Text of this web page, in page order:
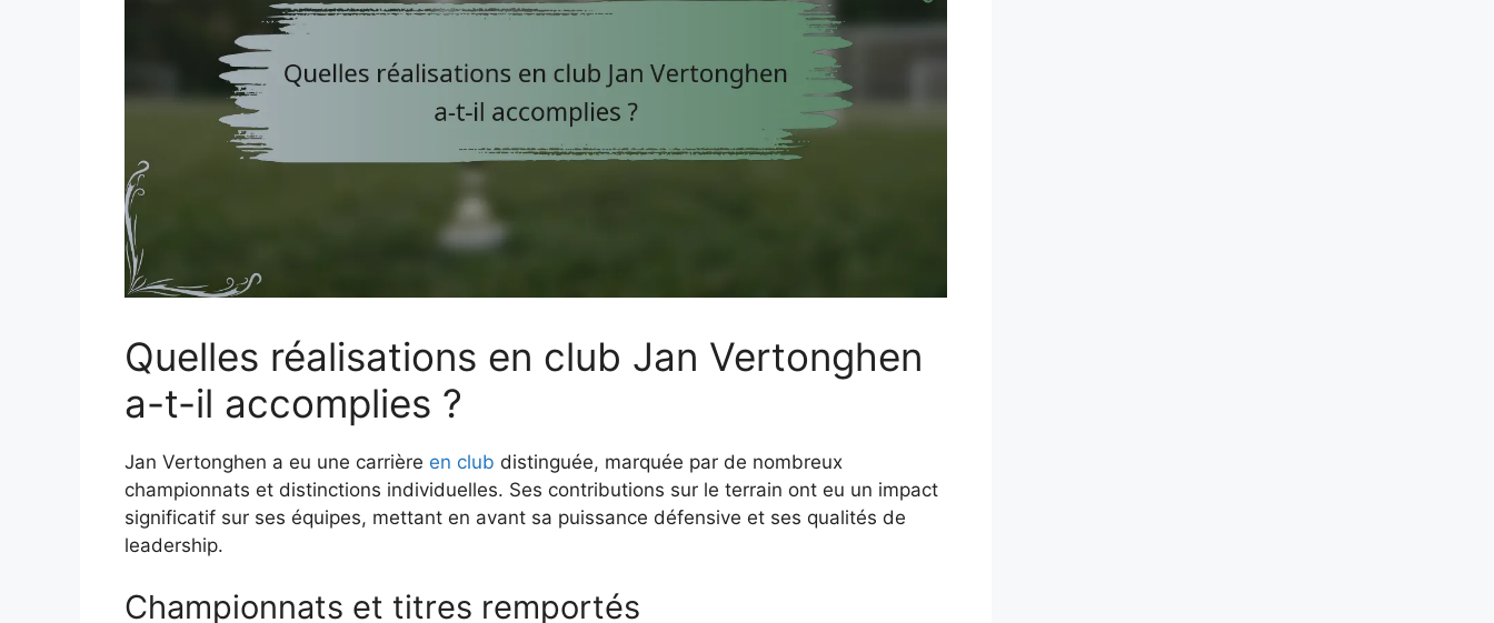
Quelles réalisations en club Jan Vertonghen
a-t-il accomplies ?
Jan Vertonghen a eu une carrière en club distinguée, marquée par de nombreux
championnats et distinctions individuelles. Ses contributions sur le terrain ont eu un impact
significatif sur ses équipes, mettant en avant sa puissance défensive et ses qualités de
leadership.
Championnats et titres remportés